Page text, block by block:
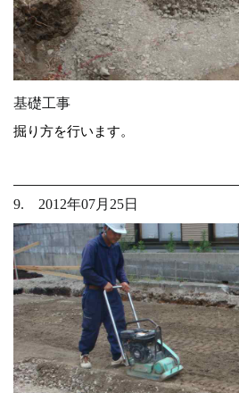
基礎工事
掘り方を行います。
9. 2012年07月25日